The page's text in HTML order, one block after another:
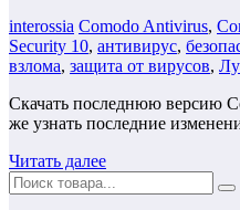
interossia Comodo Antivirus,
Security 10, антивирус,
взлома, защита от вирусов,
Скачать последнюю версию
же узнать последние
Читать далее